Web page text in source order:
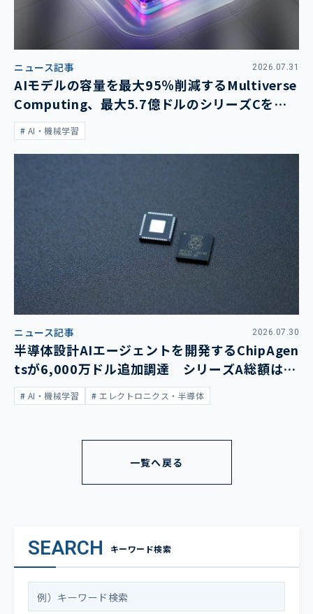
ニュース記事 2026.07.31
AIモデルの容量を最大95％削減するMultiverse
Computing、最大5.7億ドルのシリーズCを発
表AI・機械学習
ニュース記事 2026.07.30
半導体設計AIエージェントを開発するChipAgen
tsが6,000万ドル追加調達 シリーズA総額は1
億3,400万ドルに
AI・機械学習 エレクトロニクス・半導体
一覧へ戻る
SEARCH キーワード検索